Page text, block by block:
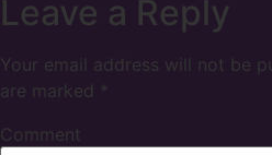
Leave a Reply
Your email address will not be
are marked *
Comment